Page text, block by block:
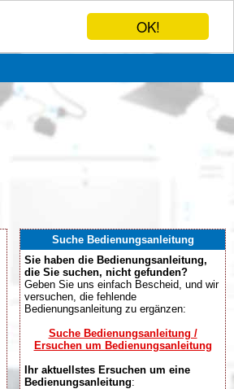
OK!
Suche Bedienungsanleitung
Sie haben die Bedienungsanleitung,
die Sie suchen, nicht gefunden?
Geben Sie uns einfach Bescheid, und wir
versuchen, die fehlende
Bedienungsanleitung zu ergänzen:
Suche Bedienungsanleitung /
Ersuchen um Bedienungsanleitung
Ihr aktuellstes Ersuchen um eine
Bedienungsanleitung: